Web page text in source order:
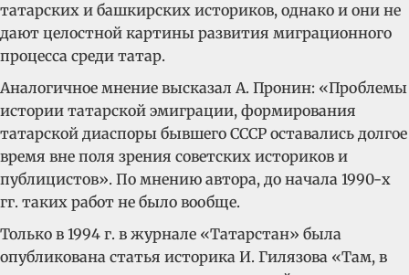
татарских и башкирских историков, однако и они не
дают целостной картины развития миграционного
процесса среди татар.
Аналогичное мнение высказал А. Пронин: «Проблемы
истории татарской эмиграции, формирования
татарской диаспоры бывшего СССР оставались долгое
время вне поля зрения советских историков и
публицистов». По мнению автора, до начала 1990-х
гг. таких работ не было вообще.
Только в 1994 г. в журнале «Татарстан» была
опубликована статья историка И. Гилязова «Там, в